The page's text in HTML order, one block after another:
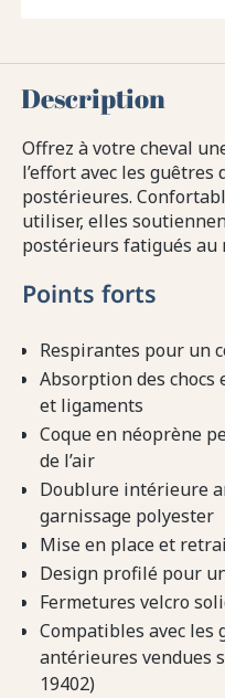
Description
Offrez à votre cheval
l’effort avec les guêtres
postérieures.
utiliser, elles
postérieurs fatigués au
Points forts
Respirantes pour un
Absorption des chocs
et ligaments
Coque en néoprène
de l’air
Doublure intérieure
garnissage polyester
Mise en place et
Design profilé pour
Fermetures velcro
Compatibles avec les
antérieures vendues
19402)